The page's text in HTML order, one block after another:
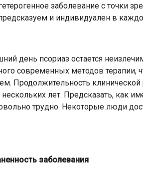
заболевание с точки
и индивидуален в
день псориаз остается
современных методов терапии,
Продолжительность
лет. Предсказать, как
трудно. Некоторые люди
заболевания